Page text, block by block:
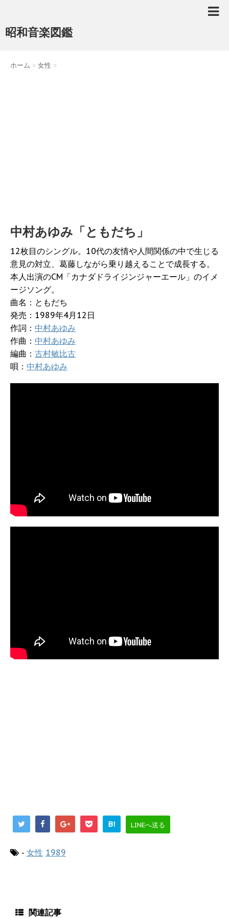
昭和音楽図鑑
ホーム > 女性 >
中村あゆみ「ともだち」
12枚目のシングル。10代の友情や人間関係の中で生じる
意見の対立、葛藤しながら乗り越えることで成長する。
本人出演のCM「カナダドライジンジャーエール」のイメ
ージソング。
曲名：ともだち
発売：1989年4月12日
作詞： 中村あゆみ
作曲： 中村あゆみ
編曲： 古村敏比古
唄： 中村あゆみ
B! LINEへ送る
- 女性 1989
関連記事